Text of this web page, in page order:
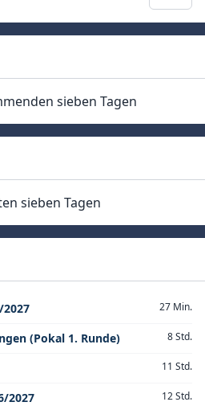
sieben Tagen
sieben Tagen
27 Min.
(Pokal 1. Runde) 8 Std.
11 Std.
2027 12 Std.